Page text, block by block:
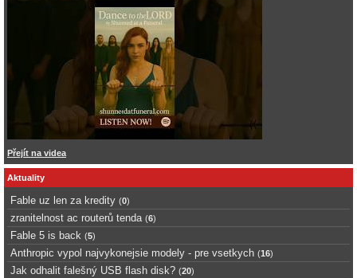
Přejít na videa
Aktuality
Fable uz len za kredity (0)
zranitelnost ac routerů tenda (6)
Fable 5 is back (5)
Anthropic vypol najvykonejsie modely - pre vsetkych (16)
Jak odhalit falešný USB flash disk? (20)